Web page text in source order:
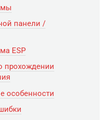
панели /
ESP
прохождении
особенности